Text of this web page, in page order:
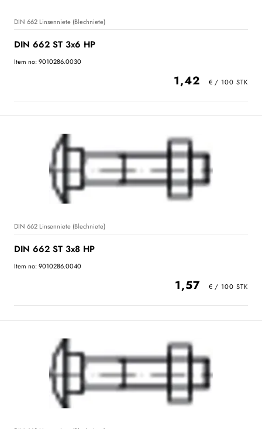
DIN 662 Linsenniete (Blechniete)
DIN 662 ST 3x6 HP
Item no: 9010286.0030
1,42
DIN 662 Linsenniete (Blechniete)
DIN 662 ST 3x8 HP
Item no: 9010286.0040
1,57